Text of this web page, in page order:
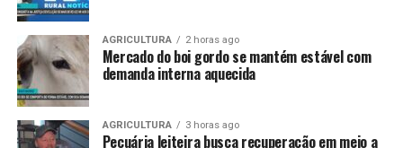
AGRICULTURA 2 horas ago
Mercado do boi gordo se mantém estável com
demanda interna aquecida
AGRICULTURA 3 horas ago
Pecuária leiteira busca recuperação em meio a